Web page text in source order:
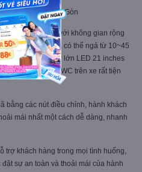
đi Hà Tĩnh từ Sài Gòn
nằm cao cấp với không gian rộng
xe có chỗ để tay, có thể ngả từ 10~45
Wifi, màn hình cỡ lớn LED 21 inches
biệt, xe còn có WC trên xe rất tiện
bằng các nút điều chỉnh, hành khách
mái nhất một cách dễ dàng, nhanh
trợ khách hàng trong mọi tình huống,
sự an toàn và thoải mái của hành